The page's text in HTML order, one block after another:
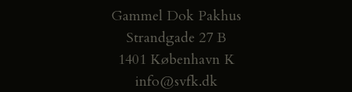
Gammel Dok Pakhus
Strandgade 27 B
1401 København K
info@svfk.dk